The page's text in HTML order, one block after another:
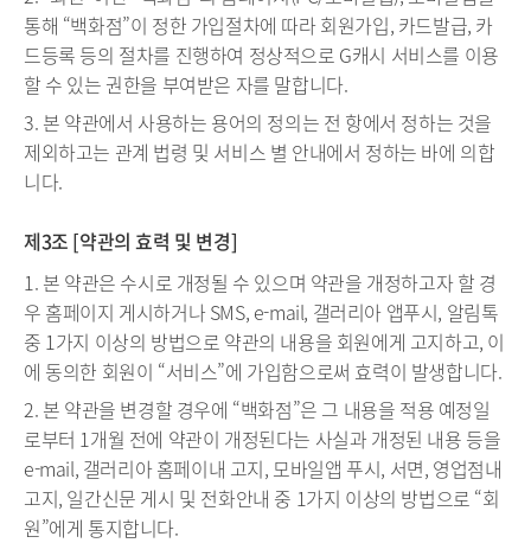
통해 “백화점”이 정한 가입절차에 따라 회원가입, 카드발급, 카
드등록 등의 절차를 진행하여 정상적으로 G캐시 서비스를 이용
할 수 있는 권한을 부여받은 자를 말합니다.
3. 본 약관에서 사용하는 용어의 정의는 전 항에서 정하는 것을
제외하고는 관계 법령 및 서비스 별 안내에서 정하는 바에 의합
니다.
제3조 [약관의 효력 및 변경]
1. 본 약관은 수시로 개정될 수 있으며 약관을 개정하고자 할 경
우 홈페이지 게시하거나 SMS, e-mail, 갤러리아 앱푸시, 알림톡
중 1가지 이상의 방법으로 약관의 내용을 회원에게 고지하고, 이
에 동의한 회원이 “서비스”에 가입함으로써 효력이 발생합니다.
2. 본 약관을 변경할 경우에 “백화점”은 그 내용을 적용 예정일
로부터 1개월 전에 약관이 개정된다는 사실과 개정된 내용 등을
e-mail, 갤러리아 홈페이내 고지, 모바일앱 푸시, 서면, 영업점내
고지, 일간신문 게시 및 전화안내 중 1가지 이상의 방법으로 “회
원”에게 통지합니다.